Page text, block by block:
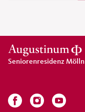
Seniorenresidenz Mölln